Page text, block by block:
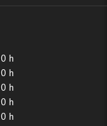
h
h
h
h
h